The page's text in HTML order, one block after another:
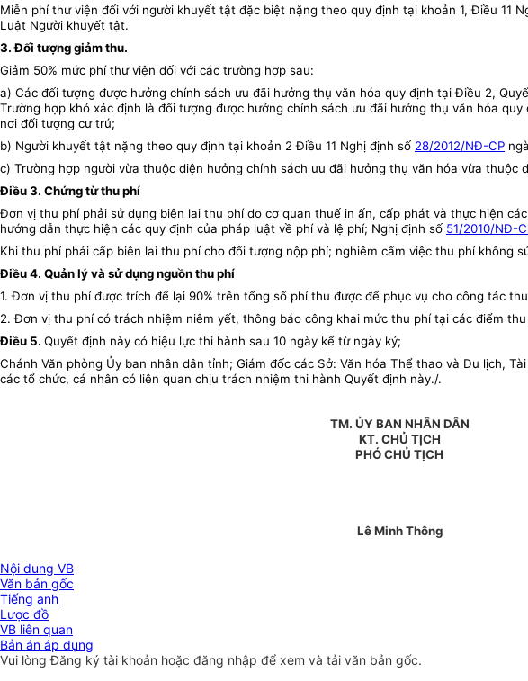
Miễn phí thư viện đối với người khuyết tật đặc biệt nặng theo quy định tại khoản 1, Điều 11
Luật Người khuyết tật.
3. Đối tượng giảm thu.
Giảm 50% mức phí thư viện đối với các trường hợp sau:
a) Các đối tượng được hưởng chính sách ưu đãi hưởng thụ văn hóa quy định tại Điều 2,
Trường hợp khó xác định là đối tượng được hưởng chính sách ưu đãi hưởng thụ văn hóa
nơi đối tượng cư trú;
b) Người khuyết tật nặng theo quy định tại khoản 2 Điều 11 Nghị định số 28/2012/NĐ-CP
c) Trường hợp người vừa thuộc diện hưởng chính sách ưu đãi hưởng thụ văn hóa vừa
Điều 3. Chứng từ thu phí
Đơn vị thu phí phải sử dụng biên lai thu phí do cơ quan thuế in ấn, cấp phát và thực hiện
hướng dẫn thực hiện các quy định của pháp luật về phí và lệ phí; Nghị định số 51/2010/NĐ-
Khi thu phí phải cấp biên lai thu phí cho đối tượng nộp phí; nghiêm cấm việc thu phí không
Điều 4. Quản lý và sử dụng nguồn thu phí
1. Đơn vị thu phí được trích để lại 90% trên tổng số phí thu được để phục vụ cho công tác
2. Đơn vị thu phí có trách nhiệm niêm yết, thông báo công khai mức thu phí tại các điểm
Điều 5. Quyết định này có hiệu lực thi hành sau 10 ngày kể từ ngày ký;
Chánh Văn phòng Ủy ban nhân dân tỉnh; Giám đốc các Sở: Văn hóa Thể thao và Du lịch,
các tổ chức, cá nhân có liên quan chịu trách nhiệm thi hành Quyết định này./.
TM. ỦY BAN NHÂN DÂN
KT. CHỦ TỊCH
PHÓ CHỦ TỊCH
Lê Minh Thông
Nội dung VB
Văn bản gốc
Tiếng anh
Lược đồ
VB liên quan
Bản án áp dụng
Vui lòngĐăng ký tài khoản hoặc đăng nhập để xem và tải văn bản gốc.